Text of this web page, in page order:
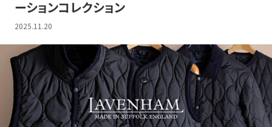
ーションコレクション
2025.11.20